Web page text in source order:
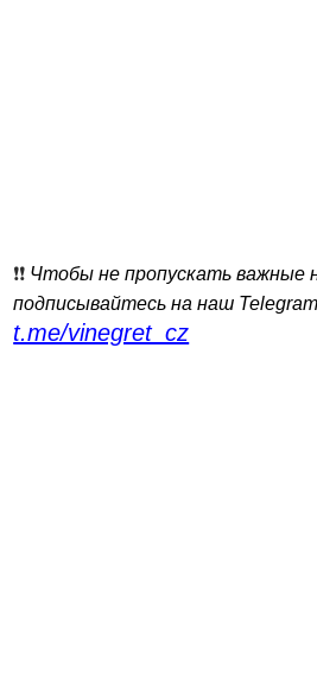
❗️❗️ Чтобы не пропускать важные
подписывайтесь на наш
t.me/vinegret_cz